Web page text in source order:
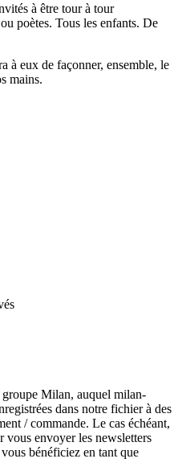
à être tour à tour
poètes. Tous les enfants. De
à eux de façonner, ensemble, le
mains.
groupe Milan, auquel milan-
dans notre fichier à des
/ commande. Le cas échéant,
vous envoyer les newsletters
bénéficiez en tant que